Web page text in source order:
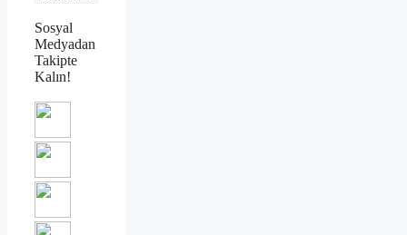
Sosyal
Medyadan
Takipte
Kalın!